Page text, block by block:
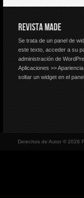
REVISTA MADE
Se trata de un panel de
este texto, acceder a su
administración de
Aplicaciones >>
soltar un widget en el
Derechos de Autor © 2026